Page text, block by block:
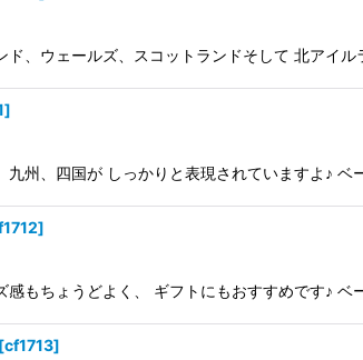
、ウェールズ、スコットランドそして 北ア
]
九州、四国が しっかりと表現されていますよ♪
]
感もちょうどよく、 ギフトにもおすすめです♪
[cf1713]